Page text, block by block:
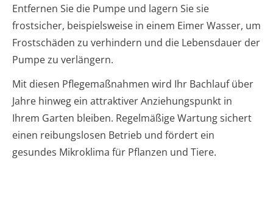
Entfernen Sie die Pumpe und lagern Sie sie
frostsicher, beispielsweise in einem Eimer Wasser, um
Frostschäden zu verhindern und die Lebensdauer der
Pumpe zu verlängern.
Mit diesen Pflegemaßnahmen wird Ihr Bachlauf über
Jahre hinweg ein attraktiver Anziehungspunkt in
Ihrem Garten bleiben. Regelmäßige Wartung sichert
einen reibungslosen Betrieb und fördert ein
gesundes Mikroklima für Pflanzen und Tiere.